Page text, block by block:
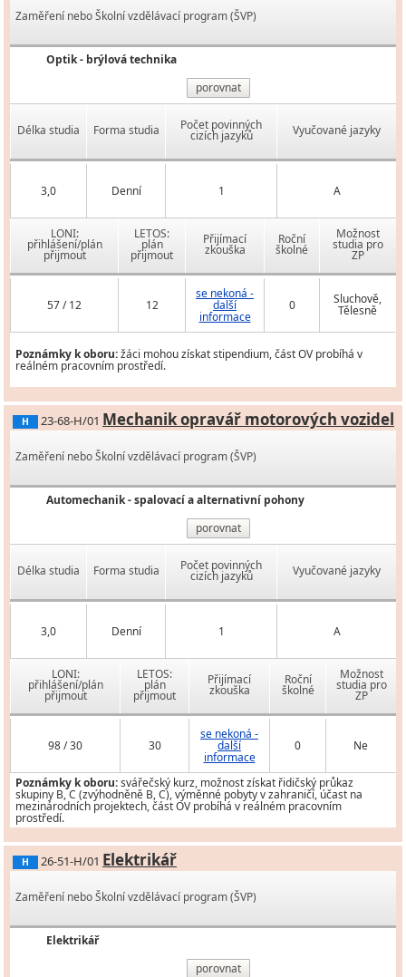
Zaměření nebo Školní vzdělávací program (ŠVP)
Optik - brýlová technika
porovnat
Délka studia Forma studia Počet povinných
cizích jazyků Vyučované jazyky
3,0 Denní 1 A
LONI:
přihlášení/plán
přijmout
LETOS:
plán
přijmout
Přijímací
zkouška
Roční
školné
Možnost
studia pro
ZP
57 / 12 12
se nekoná -
další
informace
0 Sluchově,
Tělesně
Poznámky k oboru:žáci mohou získat stipendium, část OV probíhá v
reálném pracovním prostředí.
H 23-68-H/01 Mechanik opravář motorových vozidel
Zaměření nebo Školní vzdělávací program (ŠVP)
Automechanik - spalovací a alternativní pohony
porovnat
Délka studia Forma studia Počet povinných
cizích jazyků Vyučované jazyky
3,0 Denní 1 A
LONI:
přihlášení/plán
přijmout
LETOS:
plán
přijmout
Přijímací
zkouška
Roční
školné
Možnost
studia pro
ZP
98 / 30 30
se nekoná -
další
informace
0 Ne
Poznámky k oboru:svářečský kurz, možnost získat řidičský průkaz
skupiny B, C (zvýhodněně B, C), výměnné pobyty v zahraničí, účast na
mezinárodních projektech, část OV probíhá v reálném pracovním
prostředí.
H 26-51-H/01 Elektrikář
Zaměření nebo Školní vzdělávací program (ŠVP)
Elektrikář
porovnat